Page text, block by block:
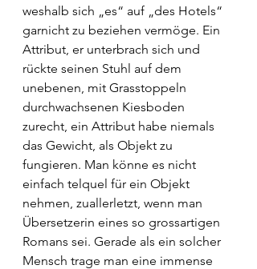
weshalb sich „es“ auf „des Hotels“
garnicht zu beziehen vermöge. Ein
Attribut, er unterbrach sich und
rückte seinen Stuhl auf dem
unebenen, mit Grasstoppeln
durchwachsenen Kiesboden
zurecht, ein Attribut habe niemals
das Gewicht, als Objekt zu
fungieren. Man könne es nicht
einfach telquel für ein Objekt
nehmen, zuallerletzt, wenn man
Übersetzerin eines so grossartigen
Romans sei. Gerade als ein solcher
Mensch trage man eine immense